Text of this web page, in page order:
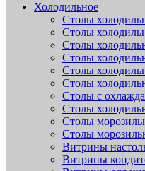
Холодильное
Столы
Столы
Столы
Столы
Столы
Столы
Столы с
Столы
Столы
Столы
Витрины
Витрины